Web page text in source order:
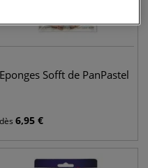
Eponges Sofft de PanPastel
dès 6,95 €